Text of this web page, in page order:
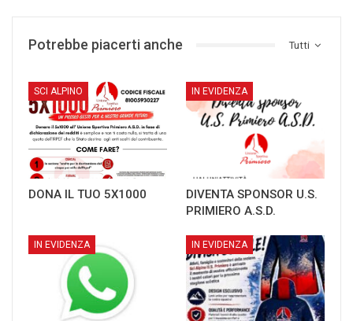
Tutti
Potrebbe piacerti anche
SCI ALPINO
DONA IL TUO 5X1000
IN EVIDENZA
DIVENTA SPONSOR U.S.
PRIMIERO A.S.D.
IN EVIDENZA IN EVIDENZA